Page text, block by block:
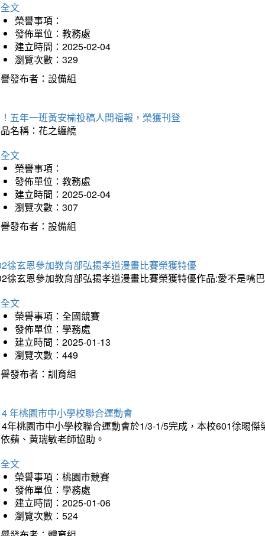
文
榮譽事項：
發佈單位：教務處
建立時間：2025-02-04
瀏覽次數：329
發布者：設備組
五年一班黃安榆投稿人間福報，榮獲刊登
名稱：花之纏繞
文
榮譽事項：
發佈單位：教務處
建立時間：2025-02-04
瀏覽次數：307
發布者：設備組
徐玄恩參加教育部弘揚孝道漫畫比賽榮獲特優
徐玄恩參加教育部弘揚孝道漫畫比賽榮獲特優作品:愛不是嘴
文
榮譽事項：全國競賽
發佈單位：學務處
建立時間：2025-01-13
瀏覽次數：449
發布者：訓育組
年桃園市中小學校聯合運動會
年桃園市中小學校聯合運動會於1/3-1/5完成，本校601徐晹
蘋、黃瑞敏老師協助。
文
榮譽事項：桃園市競賽
發佈單位：學務處
建立時間：2025-01-06
瀏覽次數：524